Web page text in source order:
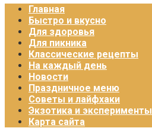
Главная
Быстро и вкусно
Для здоровья
Для пикника
Классические рецепты
На каждый день
Новости
Праздничное меню
Советы и лайфхаки
Экзотика и эксперименты
Карта сайта